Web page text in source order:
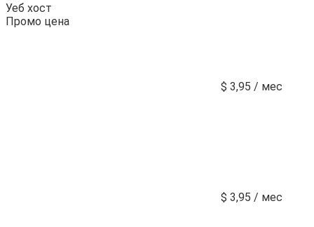
Уеб хост
Промо цена
$ 3,95 / мес
$ 3,95 / мес